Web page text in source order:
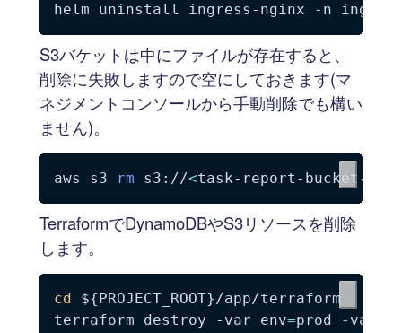
helm uninstall ingress-nginx
-n
S3バケットは中にファイルが存在すると、
削除に失敗しますので空にしておきます(マ
ネジメントコンソールから手動削除でも構い
ません)。
aws s3 rm s3://<task-report-bucket-
TerraformでDynamoDBやS3リソースを削除
します。
cd ${PROJECT_ROOT}/app/terraform
terraform destroy
-var env=prod -var